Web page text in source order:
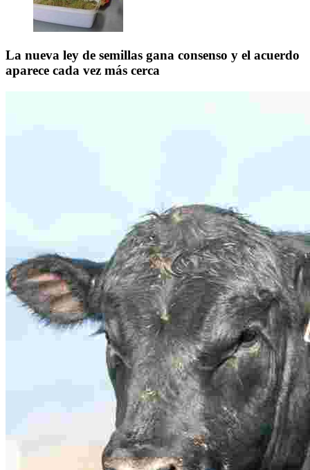
La nueva ley de semillas gana consenso y el acuerdo
aparece cada vez más cerca